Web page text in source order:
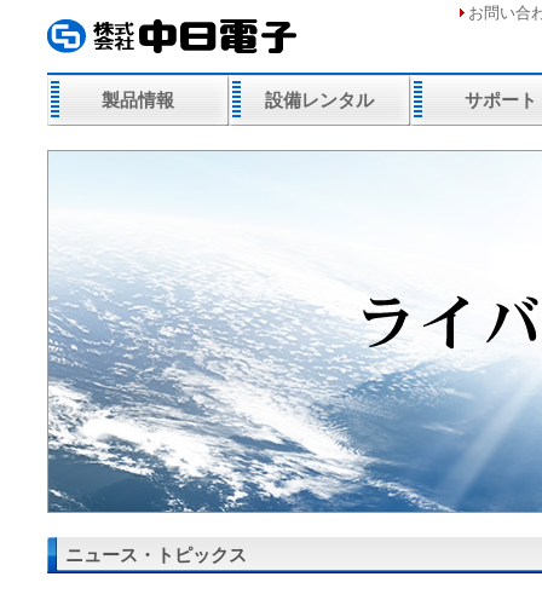
お問い合
製品情報 設備レンタル サポート
ニュース・トピックス